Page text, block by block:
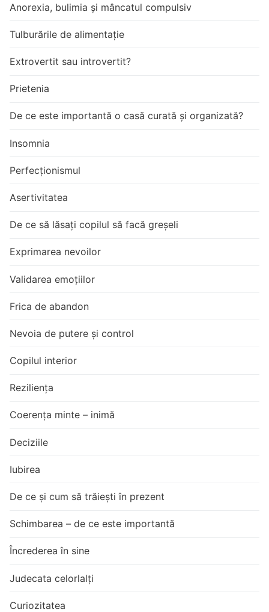
Anorexia, bulimia și mâncatul compulsiv
Tulburările de alimentație
Extrovertit sau introvertit?
Prietenia
De ce este importantă o casă curată și organizată?
Insomnia
Perfecționismul
Asertivitatea
De ce să lăsați copilul să facă greșeli
Exprimarea nevoilor
Validarea emoțiilor
Frica de abandon
Nevoia de putere și control
Copilul interior
Reziliența
Coerența minte – inimă
Deciziile
Iubirea
De ce și cum să trăiești în prezent
Schimbarea – de ce este importantă
Încrederea în sine
Judecata celorlalți
Curiozitatea